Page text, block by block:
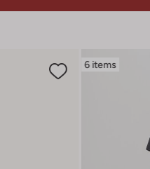
6 items